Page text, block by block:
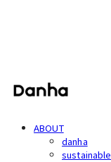
ABOUT
danha
sustainable